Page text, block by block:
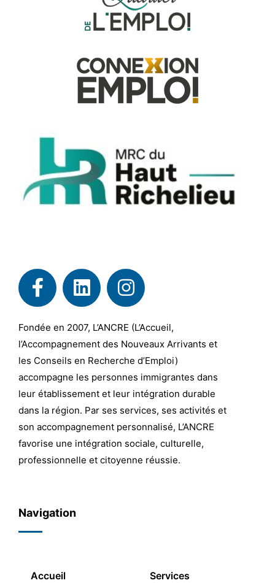
Fondée en 2007, L’ANCRE (L’Accueil,
l’Accompagnement des Nouveaux Arrivants et
les Conseils en Recherche d’Emploi)
accompagne les personnes immigrantes dans
leur établissement et leur intégration durable
dans la région. Par ses services, ses activités et
son accompagnement personnalisé, L’ANCRE
favorise une intégration sociale, culturelle,
professionnelle et citoyenne réussie.
Navigation
Accueil
Services